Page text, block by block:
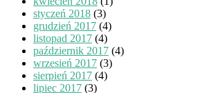
styczeń 2018 (3)
grudzień 2017 (4)
listopad 2017 (4)
październik 2017 (4)
wrzesień 2017 (3)
sierpień 2017 (4)
lipiec 2017 (3)